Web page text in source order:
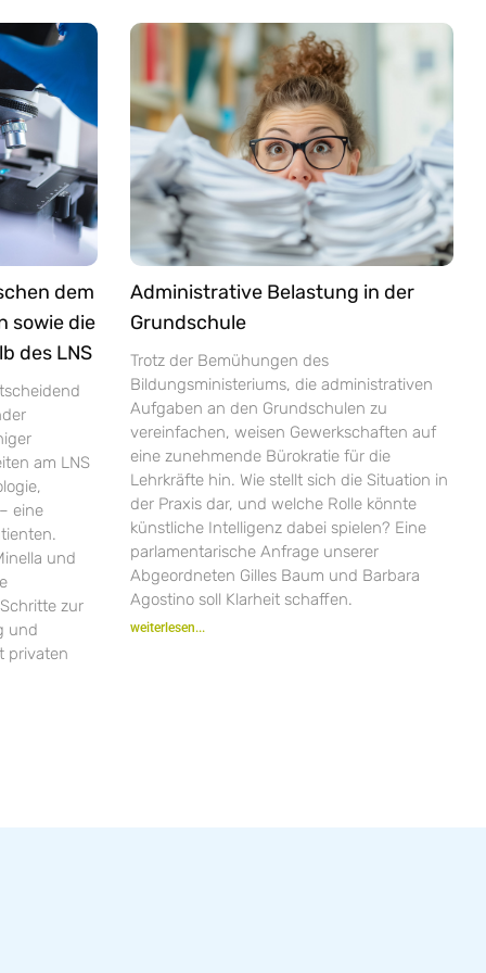
dem
sowie die
des LNS
am LNS
eine
und
zur
und
privaten
Administrative Belastung in der
Grundschule
Trotz der Bemühungen des
Bildungsministeriums, die administrativen
Aufgaben an den Grundschulen zu
vereinfachen, weisen Gewerkschaften auf
eine zunehmende Bürokratie für die
Lehrkräfte hin. Wie stellt sich die Situation in
der Praxis dar, und welche Rolle könnte
künstliche Intelligenz dabei spielen? Eine
parlamentarische Anfrage unserer
Abgeordneten Gilles Baum und Barbara
Agostino soll Klarheit schaffen.
weiterlesen...